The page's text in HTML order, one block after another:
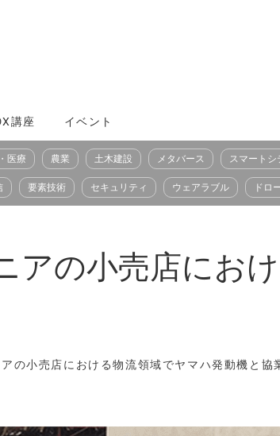
講座 イベント
医療 農業 土木建設 メタバース スマートシ
要素技術 セキュリティ ウェアラブル ドロ
アの小売店にお
の小売店における物流領域でヤマハ発動機と協